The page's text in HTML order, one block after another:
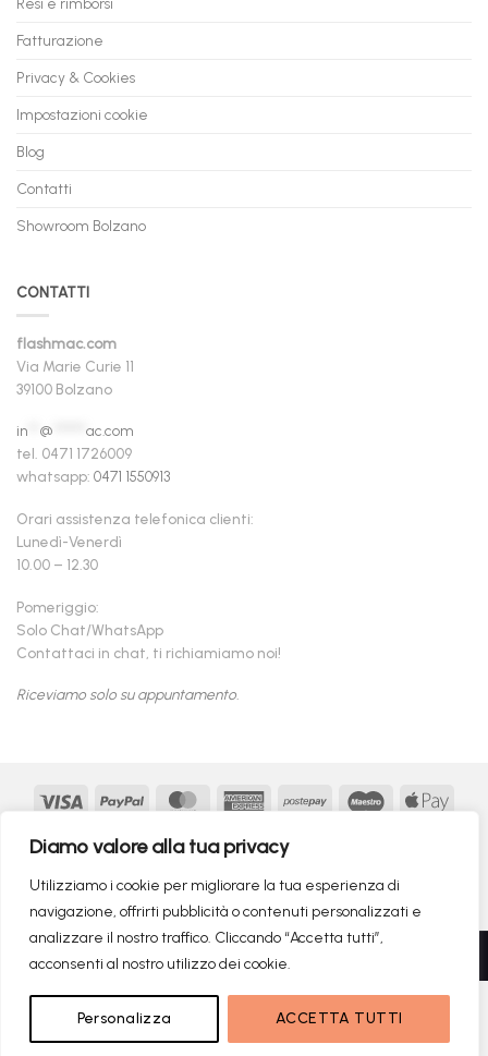
Diamo valore alla tua privacy
Utilizziamo i cookie per migliorare la tua esperienza di
navigazione, offrirti pubblicità o contenuti personalizzati e
analizzare il nostro traffico. Cliccando “Accetta tutti”,
acconsenti al nostro utilizzo dei cookie.
Personalizza ACCETTA TUTTI
Fatturazione
Privacy & Cookies
Impostazioni cookie
Blog
Contatti
Showroom Bolzano
CONTATTI
flashmac.com
Via Marie Curie 11
39100 Bolzano
in @
ac.com
tel. 0471 1726009
whatsapp: 0471 1550913
Orari assistenza telefonica clienti:
Lunedì-Venerdì
10.00 – 12.30
Pomeriggio:
Solo Chat/WhatsApp
Contattaci in chat, ti richiamiamo noi!
Riceviamo solo su appuntamento.
Visa PayPal MasterCardAmericanPostepay Maestro
Google
MasterCardKlarna
Copyright 2026 © flashmac® - MONOFASE SRL - P.IVA:
02982260214 | produced by
monofase
RICERCHE DI TENDENZAIl prezzo originale era: 99,00€.
59,00
Il prezzo attuale è: 59,00€.
NON DISPONIBILE
Recedere dal contratto qui